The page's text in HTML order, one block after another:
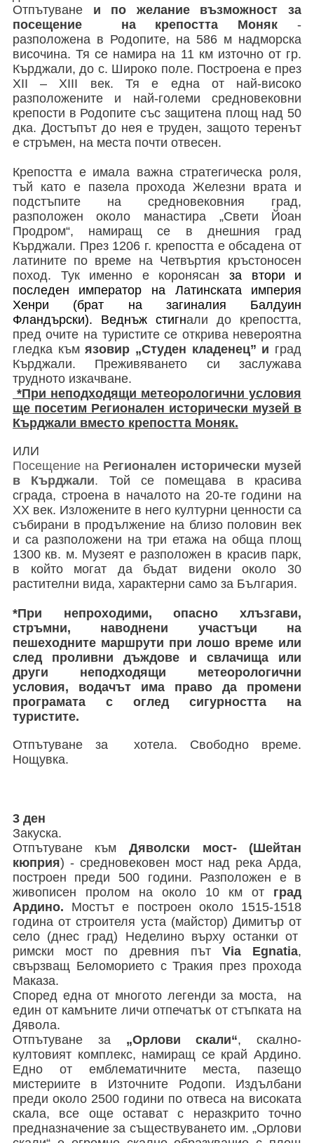
Отпътуване и по желание възможност за
посещение на крепостта Моняк -
разположена в Родопите, на 586 м надморска
височина. Тя се намира на 11 км източно от гр.
Кърджали, до с. Широко поле. Построена е през
XII – XIII век. Тя е една от най-високо
разположените и най-големи средновековни
крепости в Родопите със защитена площ над 50
дка. Достъпът до нея е труден, защото теренът
е стръмен, на места почти отвесен.
Крепостта е имала важна стратегическа роля,
тъй като е пазела прохода Железни врата и
подстъпите на средновековния град,
разположен около манастира „Свети Йоан
Продром“, намиращ се в днешния град
Кърджали. През 1206 г. крепостта е обсадена от
латините по време на Четвъртия кръстоносен
поход. Тук именно е коронясан за втори и
последен император на Латинската империя
Хенри (брат на загиналия Балдуин
Фландърски). Веднъж стигнали до крепостта,
пред очите на туристите се открива невероятна
гледка къмязовир „Студен кладенец” и град
Кърджали. Преживяването си заслужава
трудното изкачване.
*При неподходящи метеорологични условия
ще посетим Регионален исторически музей в
Кърджали вместо крепостта Моняк.
ИЛИ
Посещение на Регионален исторически музей
в Кърджали. Той се помещава в красива
сграда, строена в началото на 20-те години на
ХХ век. Изложените в него културни ценности са
събирани в продължение на близо половин век
и са разположени на три етажа на обща площ
1300 кв. м. Музеят е разположен в красив парк,
в който могат да бъдат видени около 30
растителни вида, характерни само за България.
*При непроходими, опасно хлъзгави,
стръмни, наводнени участъци на
пешеходните маршрути при лошо време или
след проливни дъждове и свлачища или
други неподходящи метеорологични
условия, водачът има право да промени
програмата с оглед сигурността на
туристите.
Отпътуване за хотела. Свободно време.
Нощувка.
3 ден
Закуска.
Отпътуване към Дяволски мост- (Шейтан
кюприя) - средновековен мост над река Арда,
построен преди 500 години. Разположен е в
живописен пролом на около 10 км от град
Ардино. Мостът е построен около 1515-1518
година от строителя уста (майстор) Димитър от
село (днес град) Неделино върху останки от
римски мост по древния път Via Egnatia,
свързващ Беломорието с Тракия през прохода
Маказа.
Според една от многото легенди за моста, на
един от камъните личи отпечатък от стъпката на
Дявола.
Отпътуване за „Орлови скали“, скално-
култовият комплекс, намиращ се край Ардино.
Едно от емблематичните места, пазещо
мистериите в Източните Родопи. Издълбани
преди около 2500 години по отвеса на високата
скала, все още остават с неразкрито точно
предназначение за съществуването им. „Орлови